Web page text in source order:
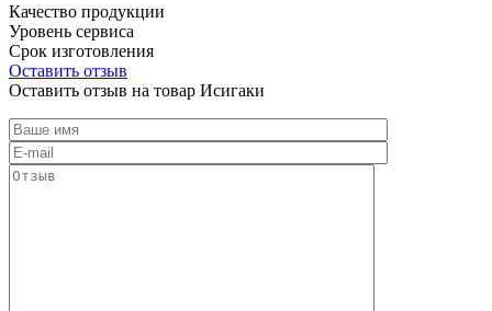
Качество продукции
Уровень сервиса
Срок изготовления
Оставить отзыв
Оставить отзыв на товар Исигаки